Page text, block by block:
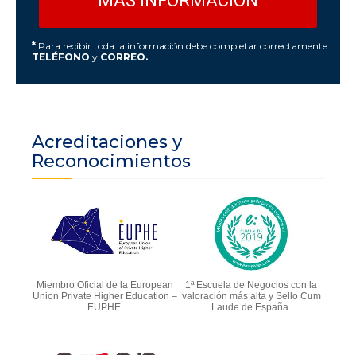
* Para recibir toda la información debe completar correctamente
TELÉFONO y CORREO.
Acreditaciones y
Reconocimientos
Miembro Oficial de la European
Union Private Higher Education –
EUPHE.
1ª Escuela de Negocios con la
valoración más alta y Sello Cum
Laude de España.